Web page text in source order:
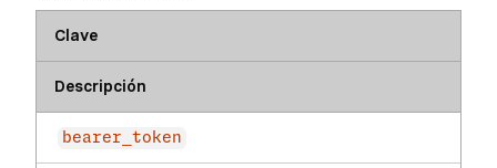
Clave
Descripción
bearer_token